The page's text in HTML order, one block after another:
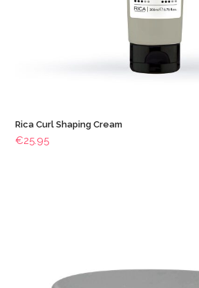
Rica Curl Shaping Cream
€25.95